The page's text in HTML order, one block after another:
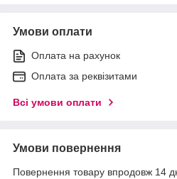
Умови оплати
Оплата на рахунок
Оплата за реквізитами
Всі умови оплати
Умови повернення
Повернення товару впродовж 14